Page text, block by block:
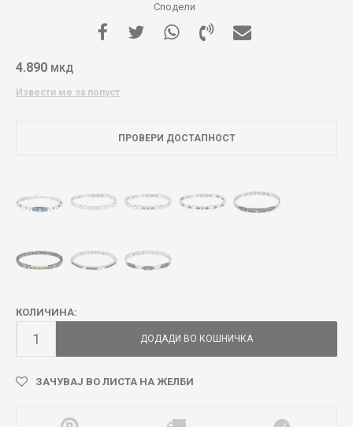
Сподели
4.890 МКД
Извести ме за попуст
ПРОВЕРИ ДОСТАПНОСТ
КОЛИЧИНА:
ДОДАДИ ВО КОШНИЧКА
ЗАЧУВАЈ ВО ЛИСТА НА ЖЕЛБИ